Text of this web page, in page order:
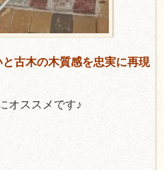
古木の木質感を忠実に再現
オススメです♪